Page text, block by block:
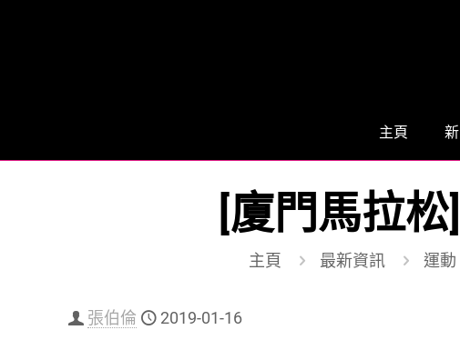
主頁
[廈門馬拉
主頁 最新資訊 運動
張伯倫 2019-01-16